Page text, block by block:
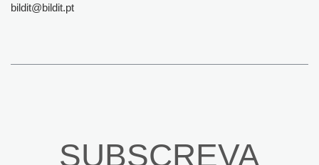
bildit@bildit.pt
SUBSCREVA